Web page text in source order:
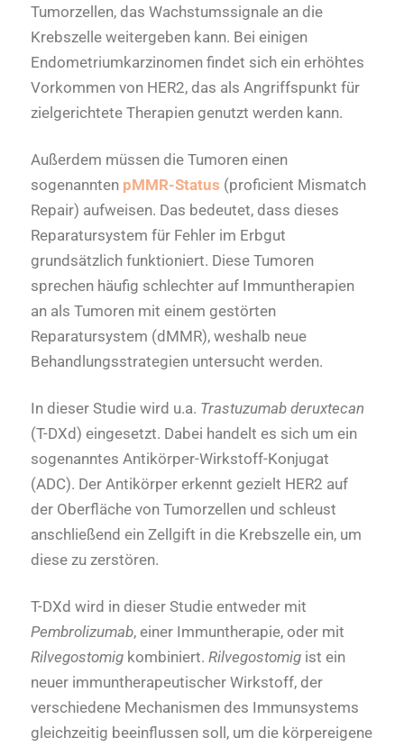
Tumorzellen, das Wachstumssignale an die
Krebszelle weitergeben kann. Bei einigen
Endometriumkarzinomen findet sich ein erhöhtes
Vorkommen von HER2, das als Angriffspunkt für
zielgerichtete Therapien genutzt werden kann.
Außerdem müssen die Tumoren einen
sogenannten pMMR-Status (proficient Mismatch
Repair) aufweisen. Das bedeutet, dass dieses
Reparatursystem für Fehler im Erbgut
grundsätzlich funktioniert. Diese Tumoren
sprechen häufig schlechter auf Immuntherapien
an als Tumoren mit einem gestörten
Reparatursystem (dMMR), weshalb neue
Behandlungsstrategien untersucht werden.
In dieser Studie wird u.a. Trastuzumab deruxtecan
(T-DXd) eingesetzt. Dabei handelt es sich um ein
sogenanntes Antikörper-Wirkstoff-Konjugat
(ADC). Der Antikörper erkennt gezielt HER2 auf
der Oberfläche von Tumorzellen und schleust
anschließend ein Zellgift in die Krebszelle ein, um
diese zu zerstören.
T-DXd wird in dieser Studie entweder mit
Pembrolizumab, einer Immuntherapie, oder mit
Rilvegostomig kombiniert. Rilvegostomig ist ein
neuer immuntherapeutischer Wirkstoff, der
verschiedene Mechanismen des Immunsystems
gleichzeitig beeinflussen soll, um die körpereigene